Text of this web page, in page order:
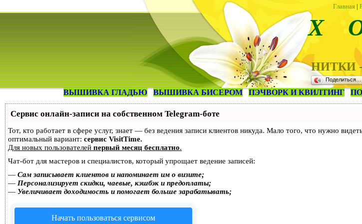
Главная |
Х
НИТКИ
Поделиться…
ВЫШИВКА ГЛАДЬЮ ВЫШИВКА БИСЕРОМ ПЭЧВОРК И КВИЛТИНГ
Сервис онлайн-записи на собственном Telegram-боте
Тот, кто работает в сфере услуг, знает — без ведения записи клиентов никуда. Мало того, что нужно
оптимальный вариант: сервис VisitTime.
Для новых пользователей первый месяц бесплатно.
Чат-бот для мастеров и специалистов, который упрощает ведение записей:
— Сам записывает клиентов и напоминает им о визите;
— Персонализирует скидки, чаевые, кэшбэк и предоплаты;
— Увеличивает доходимость и помогает больше зарабатывать;
Начать пользоваться сервисом